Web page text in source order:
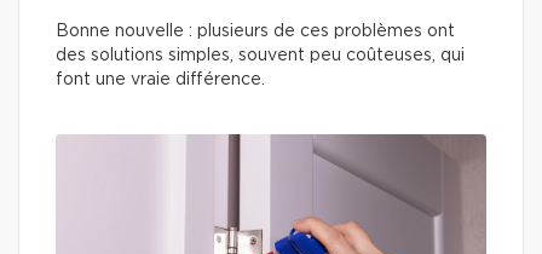
Bonne nouvelle : plusieurs de ces problèmes ont
des solutions simples, souvent peu coûteuses, qui
font une vraie différence.